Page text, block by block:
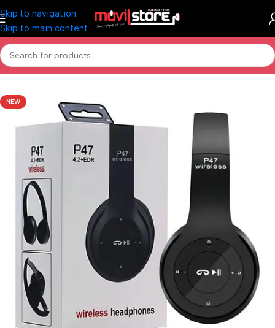
Skip to navigation
Skip to main content
Inicio/Audio/Auriculares Bluetooth/Auricular Bluetooth Vincha
NEW